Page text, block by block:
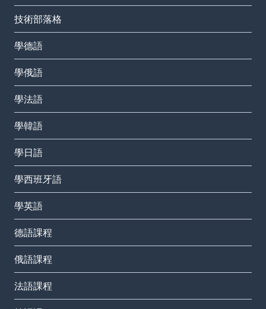
技術部落格
學德語
學俄語
學法語
學韓語
學日語
學西班牙語
學英語
德語課程
俄語課程
法語課程